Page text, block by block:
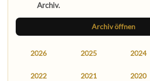
Archiv.
Archiv öffnen
2026 2025 2024
2022 2021 2020